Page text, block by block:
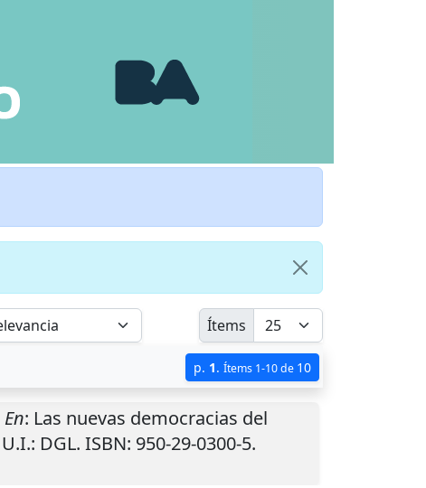
Ítems
p. 1. Ítems 1-10 de 10
En: Las nuevas democracias del
U.I.: DGL. ISBN: 950-29-0300-5.